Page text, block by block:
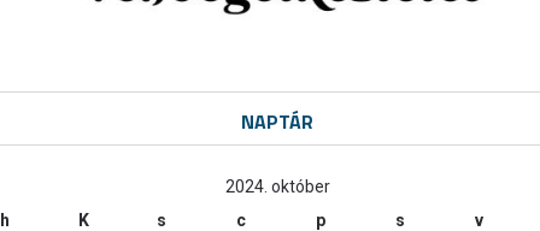
NAPTÁR
2024. október
h
K s c p s
v